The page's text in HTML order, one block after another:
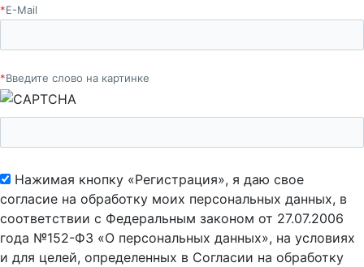
*E-Mail
*Введите слово на картинке
Нажимая кнопку «Регистрация», я даю свое
согласие на обработку моих персональных данных, в
соответствии с Федеральным законом от 27.07.2006
года №152-ФЗ «О персональных данных», на условиях
и для целей, определенных в Согласии на обработку